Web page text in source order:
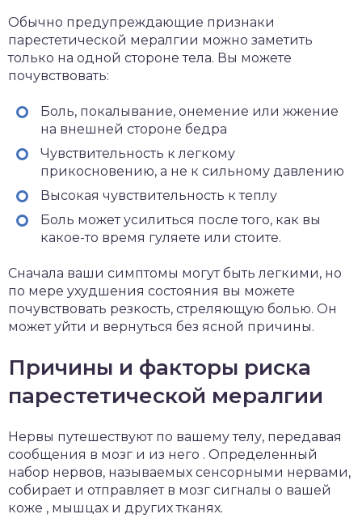
Обычно предупреждающие признаки
парестетической мералгии можно заметить
только на одной стороне тела. Вы можете
почувствовать:
Боль, покалывание, онемение или жжение
на внешней стороне бедра
Чувствительность к легкому
прикосновению, а не к сильному давлению
Высокая чувствительность к теплу
Боль может усилиться после того, как вы
какое-то время гуляете или стоите.
Сначала ваши симптомы могут быть легкими, но
по мере ухудшения состояния вы можете
почувствовать резкость, стреляющую болью. Он
может уйти и вернуться без ясной причины.
Причины и факторы риска
парестетической мералгии
Нервы путешествуют по вашему телу, передавая
сообщения в мозг и из него . Определенный
набор нервов, называемых сенсорными нервами,
собирает и отправляет в мозг сигналы о вашей
коже , мышцах и других тканях.